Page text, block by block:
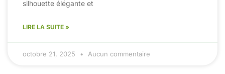
silhouette élégante et
LIRE LA SUITE »
octobre 21, 2025 Aucun commentaire